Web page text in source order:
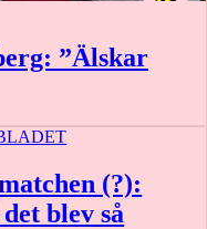
”Älskar
(?):
blev så